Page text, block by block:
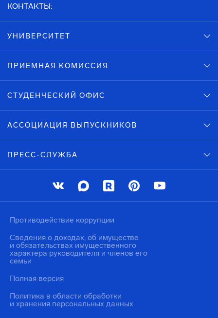
КОНТАКТЫ:
УНИВЕРСИТЕТ
ПРИЕМНАЯ КОМИССИЯ
СТУДЕНЧЕСКИЙ ОФИС
АССОЦИАЦИЯ ВЫПУСКНИКОВ
ПРЕСС-СЛУЖБА
Политика в области обработки
и хранения персональных данных
Противодействие коррупции
Сведения о доходах, об имуществе
и обязательствах имущественного
характера руководителя и членов его
семьи
Полная версия